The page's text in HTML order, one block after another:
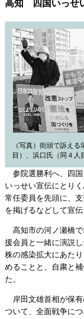
高知 四国いっせ
（写真）街頭で訴え
目）、浜口氏（同４
参院選勝利へ、四国
いっせい宣伝にとり
常任委員を先頭に、
を掲げるなどして宣伝
高知市の河ノ瀬橋で
援会員と一緒に演説
株の感染拡大にあた
めることと、自粛と
た。
岸田文雄首相が保有
ついて、全面戦争に